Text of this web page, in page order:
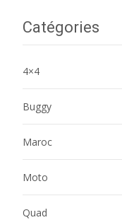
Catégories
4×4
Buggy
Maroc
Moto
Quad